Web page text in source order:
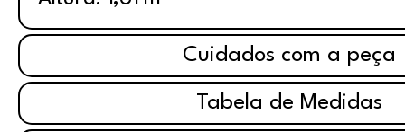
Cuidados com a peça
Tabela de Medidas